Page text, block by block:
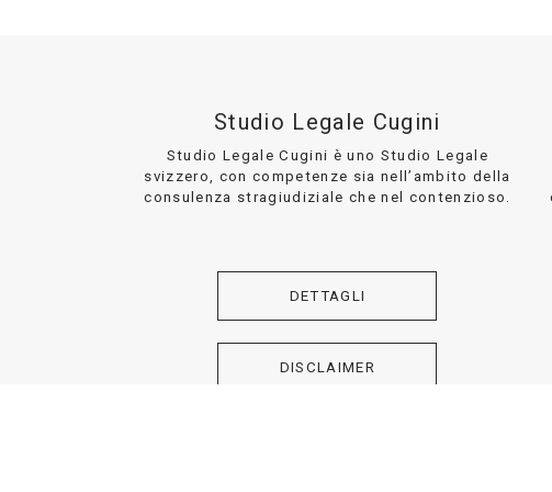
Studio Legale Cugini
Studio Legale Cugini è uno Studio Legale
svizzero, con competenze sia nell’ambito della
consulenza stragiudiziale che nel contenzioso.
DETTAGLI
DISCLAIMER